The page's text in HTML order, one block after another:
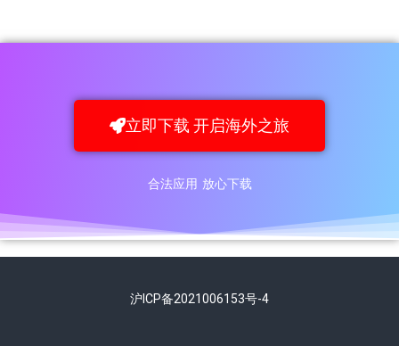
立即下载 开启海外之旅
合法应用 放心下载
沪ICP备2021006153号-4